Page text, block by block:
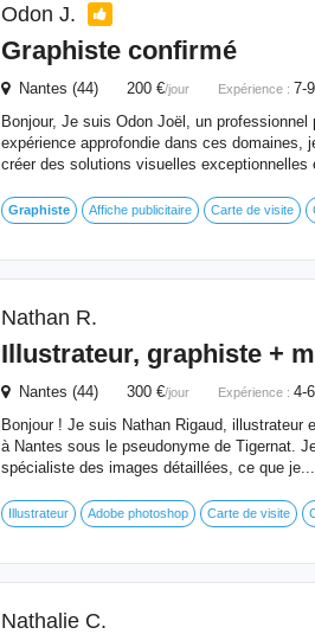
Odon J.
Graphisteconfirmé
Nantes (44) 200 €/jour Expérience : 7-
Bonjour, Je suis Odon Joël, un
expérience approfondie dans ces
créer des solutions visuelles exceptionnelles
Graphiste Affiche publicitaire Carte de visite
Nathan R.
Illustrateur, graphiste+
Nantes (44) 300 €/jour Expérience : 4-
Bonjour ! Je suis Nathan Rigaud,
à Nantes sous le pseudonyme de Tigernat.
spécialiste des images détaillées, ce que je...
Illustrateur Adobe photoshop Carte de visite
Nathalie C.